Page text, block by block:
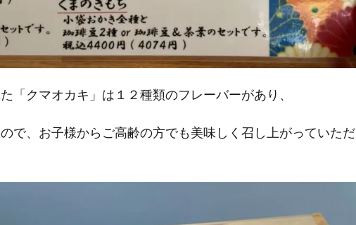
「クマオカキ」は１２種類のフレーバーがあり、
で、お子様からご高齢の方でも美味しく召し上がっていただ